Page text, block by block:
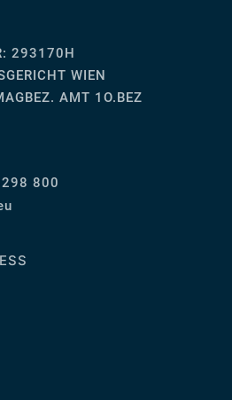
293170H
WIEN
AMT 1O.BEZ
800